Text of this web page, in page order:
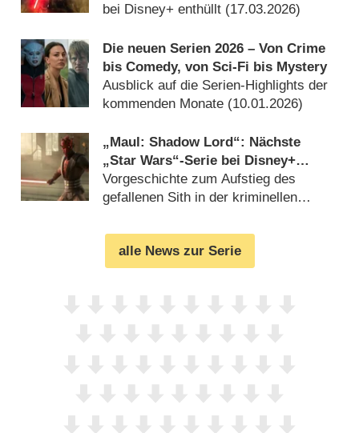
bei Disney+ enthüllt (17.03.2026)
Die neuen Serien 2026 – Von Crime
bis Comedy, von Sci-Fi bis Mystery
Ausblick auf die Serien-Highlights der
kommenden Monate (10.01.2026)
„Maul: Shadow Lord“: Nächste
„Star Wars“-Serie bei Disney+
bestätigt
Vorgeschichte zum Aufstieg des
gefallenen Sith in der kriminellen
alle News zur Serie